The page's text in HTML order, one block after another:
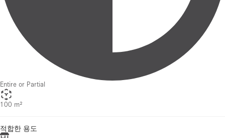
Entire or Partial
100 m²
적합한 용도